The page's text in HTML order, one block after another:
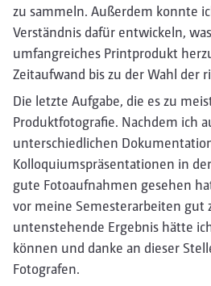
zu sammeln. Außerdem konnte
Verständnis dafür entwickeln,
umfangreiches Printprodukt
Zeitaufwand bis zu der Wahl der
Die letzte Aufgabe, die es zu
Produktfotografie. Nachdem ich
unterschiedlichen
Kolloquiumspräsentationen in
gute Fotoaufnahmen gesehen
vor meine Semesterarbeiten gut
untenstehende Ergebnis hätte
können und danke an dieser
Fotografen.